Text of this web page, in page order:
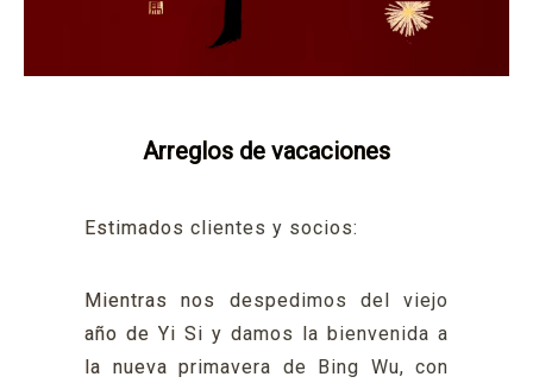
Arreglos de vacaciones
Estimados clientes y socios:
Mientras nos despedimos del viejo
año de Yi Si y damos la bienvenida a
la nueva primavera de Bing Wu, con